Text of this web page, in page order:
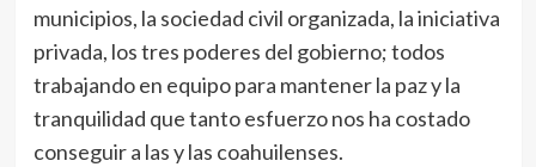
municipios, la sociedad civil organizada, la iniciativa
privada, los tres poderes del gobierno; todos
trabajando en equipo para mantener la paz y la
tranquilidad que tanto esfuerzo nos ha costado
conseguir a las y las coahuilenses.